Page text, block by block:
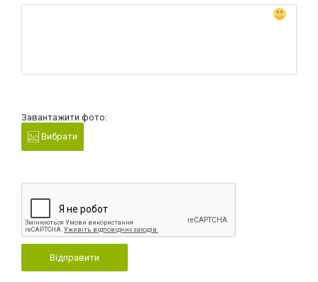
Завантажити фото:
Вибрати
Відправити